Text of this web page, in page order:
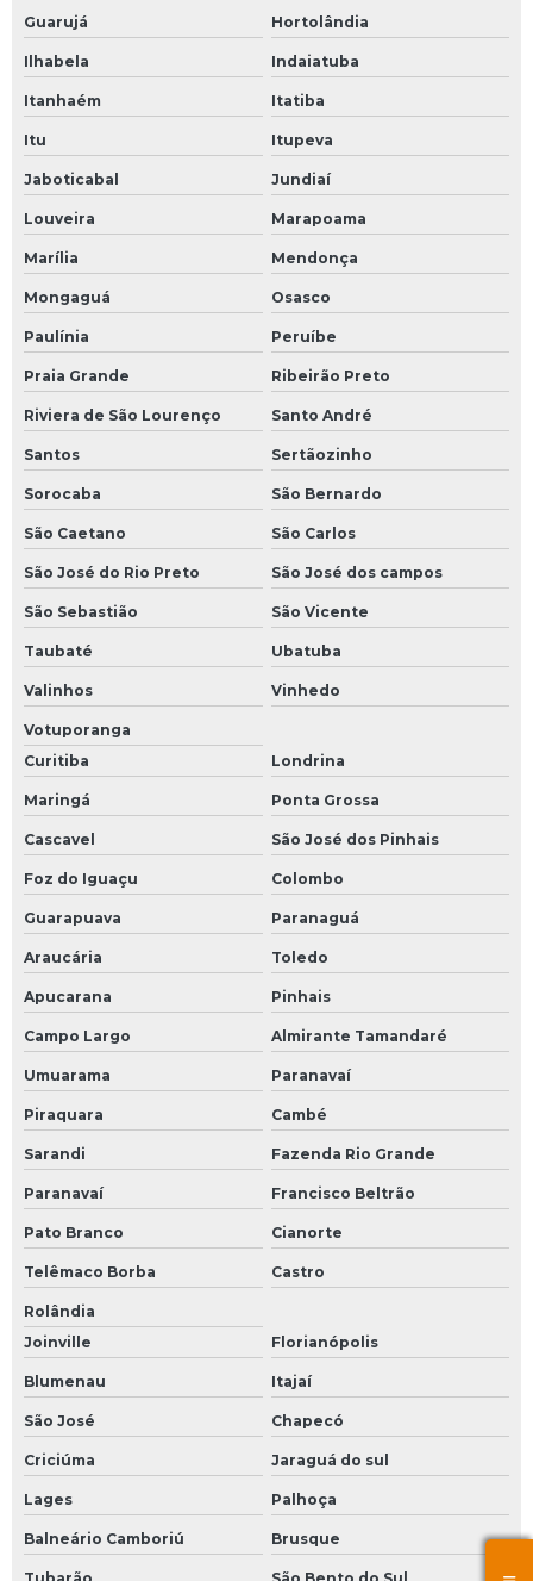
Guarujá Hortolândia
Ilhabela Indaiatuba
Itanhaém Itatiba
Itu Itupeva
Jaboticabal Jundiaí
Louveira Marapoama
Marília Mendonça
Mongaguá Osasco
Paulínia Peruíbe
Praia Grande Ribeirão Preto
Riviera de São Lourenço Santo André
Santos Sertãozinho
Sorocaba São Bernardo
São Caetano São Carlos
São José do Rio Preto São José dos campos
São Sebastião São Vicente
Taubaté Ubatuba
Valinhos Vinhedo
Votuporanga
Curitiba
Londrina
Maringá Ponta Grossa
Cascavel São José dos Pinhais
Foz do Iguaçu Colombo
Guarapuava Paranaguá
Araucária Toledo
Apucarana Pinhais
Campo Largo Almirante Tamandaré
Umuarama Paranavaí
Piraquara Cambé
Sarandi Fazenda Rio Grande
Paranavaí Francisco Beltrão
Pato Branco Cianorte
Telêmaco Borba Castro
Rolândia
Joinville
Florianópolis
Blumenau Itajaí
São José Chapecó
Criciúma Jaraguá do sul
Lages Palhoça
Balneário Camboriú Brusque